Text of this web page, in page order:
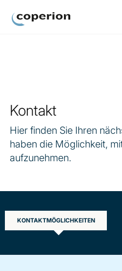
Kontakt
Hier finden Sie Ihren
haben die Möglichkeit,
aufzunehmen.
KONTAKTMÖGLICHKEITEN